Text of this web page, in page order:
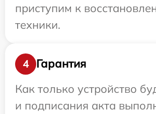
приступим к
техники.
4
Гарантия
Как только устройство
и подписания акта